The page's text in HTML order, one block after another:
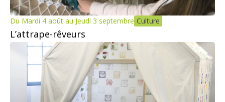
Du Mardi 4 août au Jeudi 3 septembre Culture
L’attrape-rêveurs